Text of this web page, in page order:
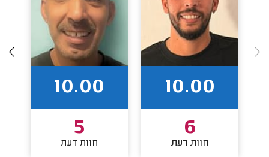
10.00
6
חוות דעת
10.00
5
חוות דעת